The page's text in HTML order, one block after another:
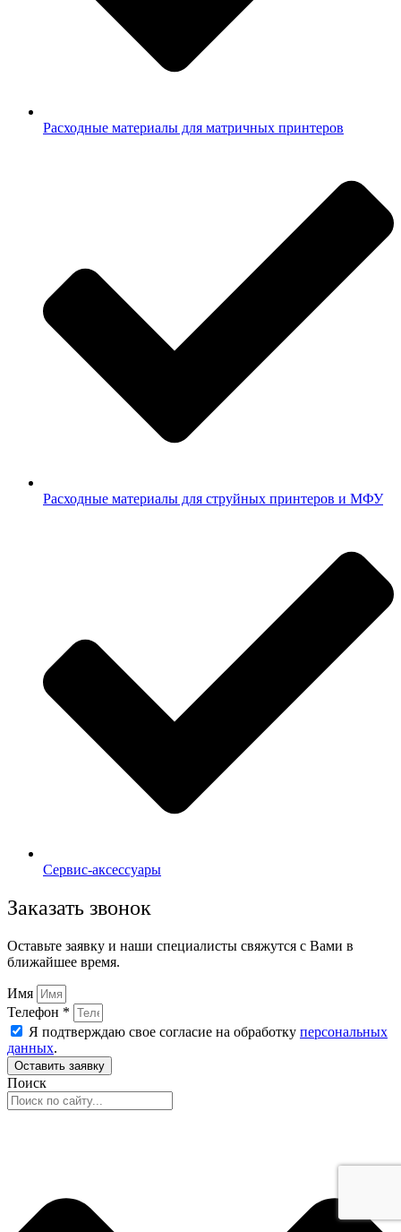
Расходные материалы для матричных принтеров
Расходные материалы для струйных принтеров и МФУ
Сервис-аксессуары
Заказать звонок
Оставьте заявку и наши специалисты свяжутся с Вами в
ближайшее время.
Имя
Телефон *
Я подтверждаю свое согласие на обработку персональных
данных.
Оставить заявку
Поиск